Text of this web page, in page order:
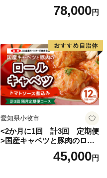
78,000円
愛知県小牧市
<2か月に1回 計3回 定期便
>国産キャベツと豚肉のロー
ルキャベツ（6P入り）
45,000円